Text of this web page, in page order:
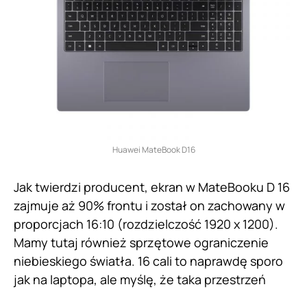
Huawei MateBook D16
Jak twierdzi producent, ekran w MateBooku D 16
zajmuje aż 90% frontu i został on zachowany w
proporcjach 16:10 (rozdzielczość 1920 x 1200).
Mamy tutaj również sprzętowe ograniczenie
niebieskiego światła. 16 cali to naprawdę sporo
jak na laptopa, ale myślę, że taka przestrzeń